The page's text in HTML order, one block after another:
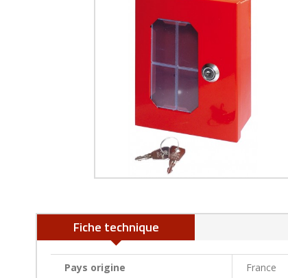
Fiche technique
Pays origine France